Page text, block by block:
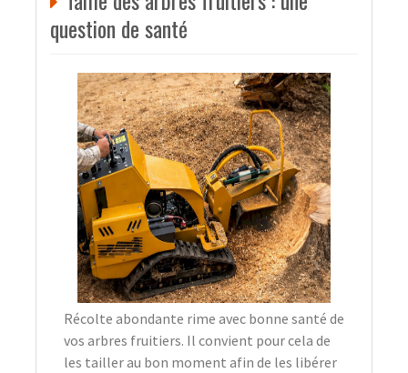
question de santé
Récolte abondante rime avec bonne santé de
vos arbres fruitiers. Il convient pour cela de
les tailler au bon moment afin de les libérer